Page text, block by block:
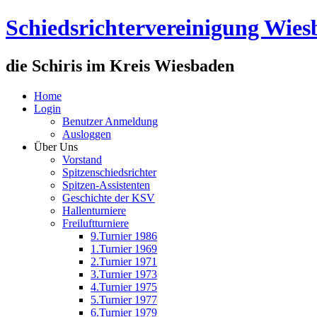
Schiedsrichtervereinigung
die Schiris im Kreis Wiesbaden
Home
Login
Benutzer Anmeldung
Ausloggen
Über Uns
Vorstand
Spitzenschiedsrichter
Spitzen-Assistenten
Geschichte der KSV
Hallenturniere
Freiluftturniere
9.Turnier 1986
1.Turnier 1969
2.Turnier 1971
3.Turnier 1973
4.Turnier 1975
5.Turnier 1977
6.Turnier 1979